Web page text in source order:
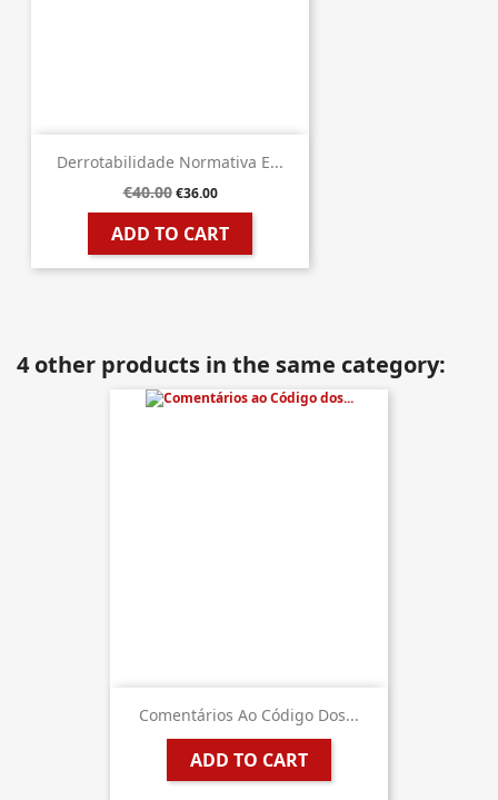
Derrotabilidade Normativa E...
€40.00 €36.00
ADD TO CART
4 other products in the same category:
Comentários Ao Código Dos...
ADD TO CART